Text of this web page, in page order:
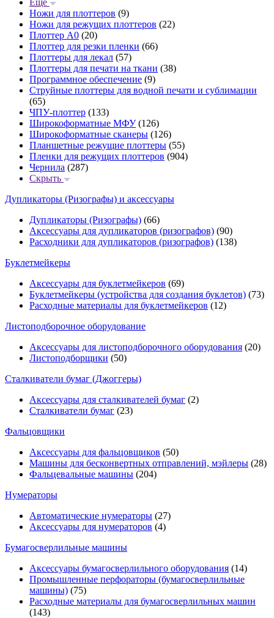
Еще
Ножи для плоттеров (9)
Ножи для режущих плоттеров (22)
Плоттер А0 (20)
Плоттер для резки пленки (66)
Плоттеры для лекал (57)
Плоттеры для печати на ткани (38)
Программное обеспечение (9)
Струйные плоттеры для водной печати и сублимации
(65)
ЧПУ-плоттер (133)
Широкоформатные МФУ(126)
Широкоформатные сканеры (126)
Планшетные режущие плоттеры (55)
Пленки для режущих плоттеров (904)
Чернила (287)
Скрыть
Дупликаторы (Ризографы) и аксессуары
Дупликаторы (Ризографы) (66)
Аксессуары для дупликаторов (ризографов) (90)
Расходники для дупликаторов (ризографов) (138)
Буклетмейкеры
Аксессуары для буклетмейкеров (69)
Буклетмейкеры (устройства для создания буклетов) (73)
Расходные материалы для буклетмейкеров (12)
Листоподборочное оборудование
Аксессуары для листоподборочного оборудования (20)
Листоподборщики (50)
Сталкиватели бумаг (Джоггеры)
Аксессуары для сталкивателей бумаг (2)
Сталкиватели бумаг (23)
Фальцовщики
Аксессуары для фальцовщиков (50)
Машины для бесконвертных отправлений, мэйлеры (28)
Фальцевальные машины (204)
Нумераторы
Автоматические нумераторы (27)
Аксессуары для нумераторов (4)
Бумагосверлильные машины
Аксессуары бумагосверлильного оборудования (14)
Промышленные перфораторы (бумагосверлильные
машины) (75)
Расходные материалы для бумагосверлильных машин
(143)